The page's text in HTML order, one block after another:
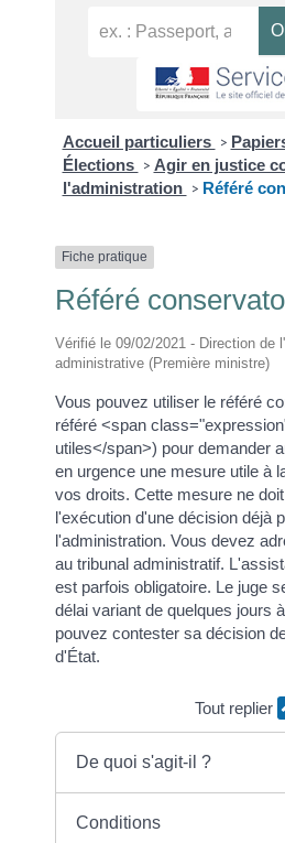
Accueil particuliers >
Élections > Agir en justice
l'administration > Référé
Fiche pratique
Référé
Vérifié le 09/02/2021 - Direction de
administrative (Première ministre)
Vous pouvez utiliser le référé
référé <span
utiles</span>) pour demander
en urgence une mesure utile à
vos droits. Cette mesure ne
l'exécution d'une décision déjà
l'administration. Vous devez
au tribunal administratif.
est parfois obligatoire. Le juge
délai variant de quelques jours
pouvez contester sa décision
d'État.
Tout replier
De quoi s'agit-il ?
Conditions